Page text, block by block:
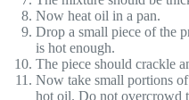
Now heat oil in a pan.
Drop a small piece of the
is hot enough.
The piece should crackle
Now take small portions
hot oil. Do not overcrowd